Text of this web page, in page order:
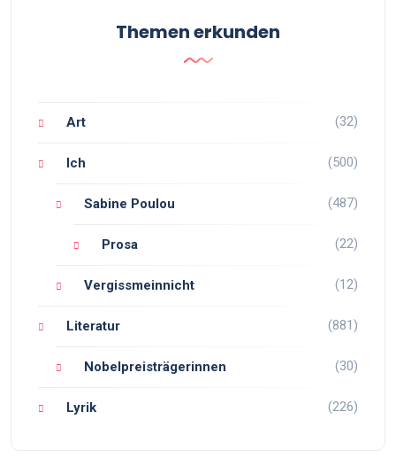
Themen erkunden
Art (32)
Ich (500)
Sabine Poulou (487)
Prosa (22)
Vergissmeinnicht (12)
Literatur (881)
Nobelpreisträgerinnen (30)
Lyrik (226)